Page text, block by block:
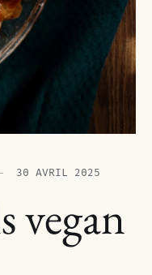
30 AVRIL 2025
vegan